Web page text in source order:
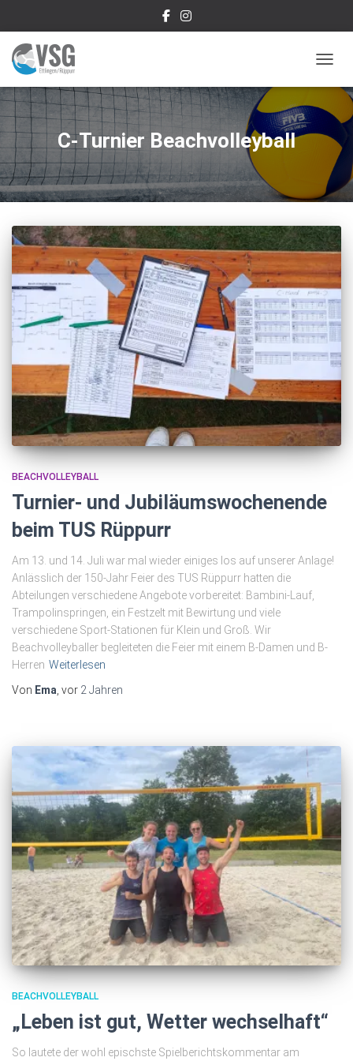
C-Turnier Beachvolleyball
BEACHVOLLEYBALL
Turnier- und Jubiläumswochenende
beim TUS Rüppurr
Am 13. und 14. Juli war mal wieder einiges los auf unserer Anlage!
Anlässlich der 150-Jahr Feier des TUS Rüppurr hatten die
Abteilungen verschiedene Angebote vorbereitet: Bambini-Lauf,
Trampolinspringen, ein Festzelt mit Bewirtung und viele
verschiedene Sport-Stationen für Klein und Groß. Wir
Beachvolleyballer begleiteten die Feier mit einem B-Damen und B-
Herren Weiterlesen
Von Ema , vor 2 Jahren
BEACHVOLLEYBALL
„Leben ist gut, Wetter wechselhaft“
So lautete der wohl epischste Spielberichtskommentar am